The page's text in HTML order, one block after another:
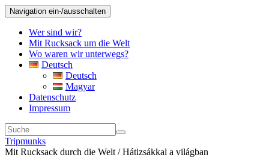
Navigation ein-/ausschalten
Wer sind wir?
Mit Rucksack um die Welt
Wo waren wir unterwegs?
Deutsch
Deutsch
Magyar
Datenschutz
Impressum
Tripmunks
Mit Rucksack durch die Welt / Hátizsákkal a világban